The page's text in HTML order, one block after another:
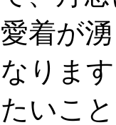
着が
りま
いこ